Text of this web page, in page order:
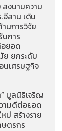
งนามความ
อีสาน เดิน
นการวิจัย
บการ
ยอด
ย ยกระดับ
นเศรษฐกิจ
” มูลนิธิเจริญ
ามดีต่อยอด
ม่ สร้างราย
ตรกร